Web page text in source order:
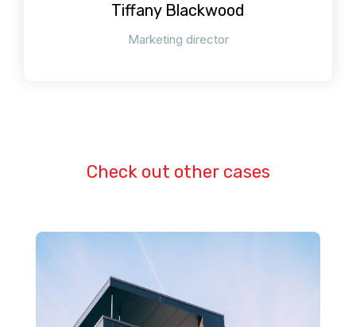
Tiffany Blackwood
Marketing director
Check out other cases